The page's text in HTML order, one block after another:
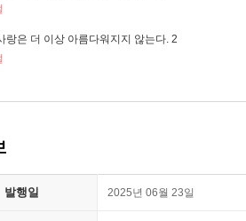
랑은 더 이상 아름다워지지 않는다. 2
발행일 2025년 06월 23일